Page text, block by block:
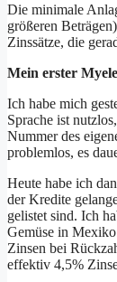
Die minimale
größeren
Zinssätze, die
Mein erster
Ich habe mich
Sprache ist
Nummer des
problemlos, es
Heute habe ich
der Kredite
gelistet sind. Ich
Gemüse in
Zinsen bei
effektiv 4,5%